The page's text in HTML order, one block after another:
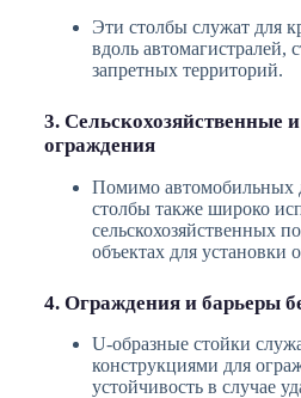
Эти столбы служат для
вдоль автомагистралей,
запретных территорий.
3.
ограждения
Помимо автомобильных
столбы также широко
сельскохозяйственных
объектах для установки
4. Ограждения и барьеры
U-образные стойки
конструкциями для
устойчивость в случае